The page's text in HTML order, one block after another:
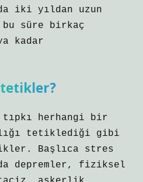
iki yıldan uzun
süre birkaç
kadar
herhangi bir
tetiklediği gibi
Başlıca stres
depremler, fiziksel